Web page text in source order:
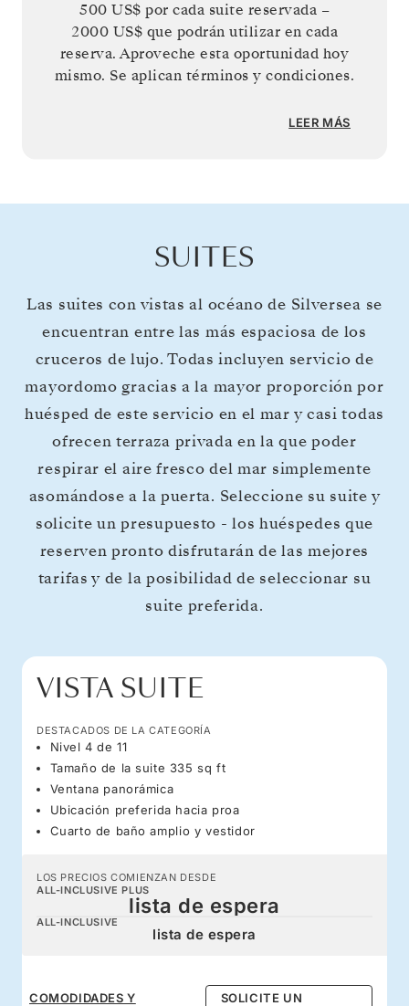
500 US$ por cada suite reservada –
2000 US$ que podrán utilizar en cada
reserva. Aproveche esta oportunidad hoy
mismo. Se aplican términos y condiciones.
LEER MÁS
SUITES
Las suites con vistas al océano de Silversea se
encuentran entre las más espaciosa de los
cruceros de lujo. Todas incluyen servicio de
mayordomo gracias a la mayor proporción por
huésped de este servicio en el mar y casi todas
ofrecen terraza privada en la que poder
respirar el aire fresco del mar simplemente
asomándose a la puerta. Seleccione su suite y
solicite un presupuesto - los huéspedes que
reserven pronto disfrutarán de las mejores
tarifas y de la posibilidad de seleccionar su
suite preferida.
VISTA SUITE
DESTACADOS DE LA CATEGORÍA
Nivel 4 de 11
Tamaño de la suite 335 sq ft
Ventana panorámica
Ubicación preferida hacia proa
Cuarto de baño amplio y vestidor
LOS PRECIOS COMIENZAN DESDE
ALL-INCLUSIVE PLUS
lista de espera
ALL-INCLUSIVE
lista de espera
COMODIDADES Y
SOLICITE UN